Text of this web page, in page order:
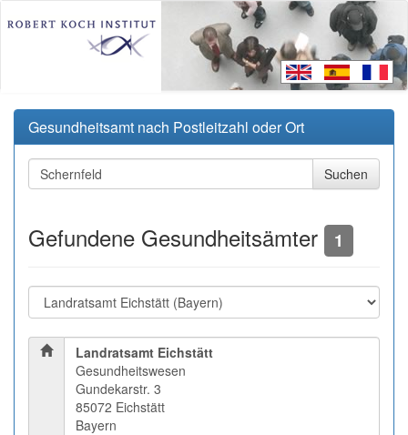
Gesundheitsamt nach Postleitzahl oder Ort
Gefundene Gesundheitsämter 1
Landratsamt Eichstätt
Gesundheitswesen
Gundekarstr. 3
85072 Eichstätt
Bayern